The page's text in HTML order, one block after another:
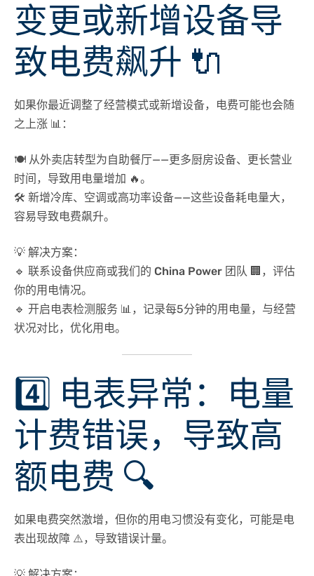
变更或新增设备导
致电费飙升 🔌
如果你最近调整了经营模式或新增设备，电费可能也会随
之上涨 📊：
🍽️ 从外卖店转型为自助餐厅——更多厨房设备、更长营业
时间，导致用电量增加 🔥。
🛠️ 新增冷库、空调或高功率设备——这些设备耗电量大，
容易导致电费飙升。
💡 解决方案：
🔹 联系设备供应商或我们的 China Power 团队 🏢，评估
你的用电情况。
🔹 开启电表检测服务 📊，记录每5分钟的用电量，与经营
状况对比，优化用电。
4️⃣ 电表异常：电量
计费错误，导致高
额电费 🔍
如果电费突然激增，但你的用电习惯没有变化，可能是电
表出现故障 ⚠️，导致错误计量。